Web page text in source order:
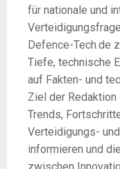
für nationale und
Defence-Tech.de
Tiefe, technische
auf Fakten- und
Ziel der
Trends,
Verteidigungs-
informieren und